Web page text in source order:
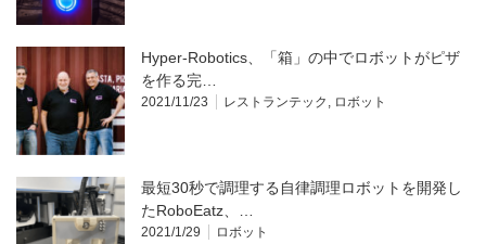
Hyper-Robotics、「箱」の中でロボットがピザ
を作る完…
2021/11/23 レストランテック ロボット
最短30秒で調理する自律調理ロボットを開発し
たRoboEatz、…
2021/1/29 ロボット